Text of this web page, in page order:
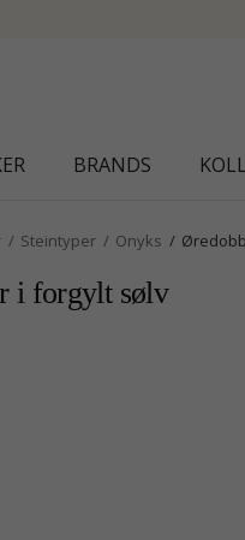
- KLIKK HER
BRANDS
Steintyper Onyks
i forgylt sølv